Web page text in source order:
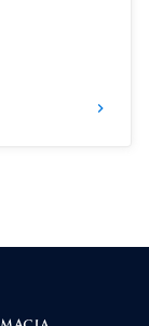
keyboard_arrow_right